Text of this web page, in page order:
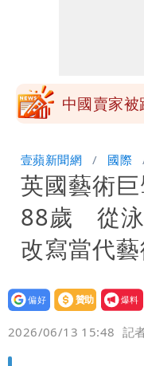
手疑學生
中國賣家
高
關之琳爆
她親發聲回
蔡英文變「
驚：戰局變
兆基風暴｜
快今晚移送
明金成離
段對話催淚
蔣萬安民
壹蘋新聞網 國際
英國藝術
88歲 從泳
改寫當代
設為
贊助
我要
爆料
2026/06/13 15:48 記